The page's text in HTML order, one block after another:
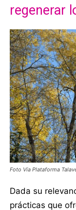
regenerar
Foto Vía Plataforma
Dada su
prácticas que